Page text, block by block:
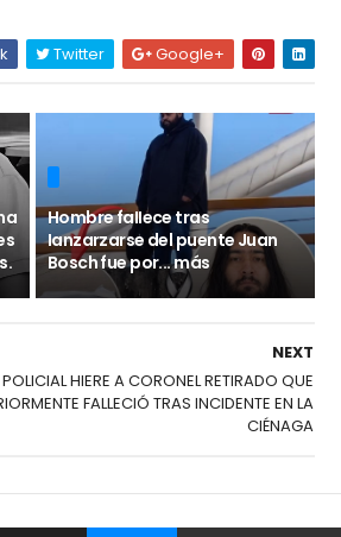
Twitter Google+
Hombre faIIece tras
Ianzarzarse del puente Juan
Bosch fue por... más
NEXT
HIERE A CORONEL RETIRADO QUE
FALLECIÓ TRAS INCIDENTE EN LA
CIÉNAGA